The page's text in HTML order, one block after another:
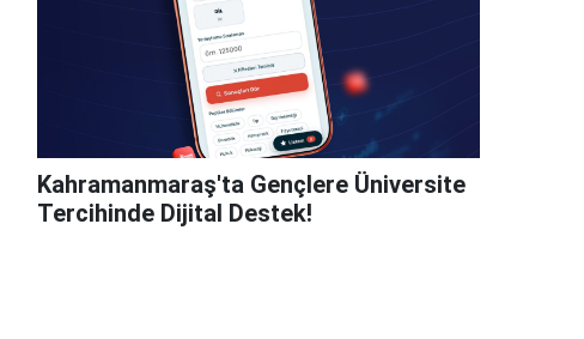
Kahramanmaraş'ta Gençlere Üniversite
Tercihinde Dijital Destek!